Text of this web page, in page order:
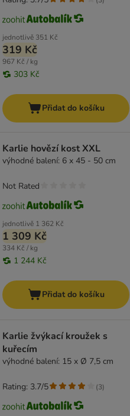
jednotlivě 351 Kč
319 Kč
967 Kč / kg
303 Kč
Přidat do košíku
Karlie hovězí kost XXL
výhodné balení: 6 x 45 - 50 cm
jednotlivě 1 362 Kč
1 309 Kč
334 Kč / kg
1 244 Kč
Not Rated
Přidat do košíku
Karlie žvýkací kroužek s
kuřecím
výhodné balení: 15 x Ø 7,5 cm
Rating: 3.7/5 (3)